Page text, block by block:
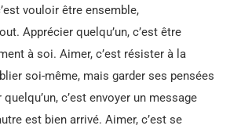
vouloir être ensemble,
Apprécier quelqu’un, c’est être
à soi. Aimer, c’est résister à la
soi-même, mais garder ses pensées
c’est envoyer un message
est bien arrivé. Aimer, c’est se